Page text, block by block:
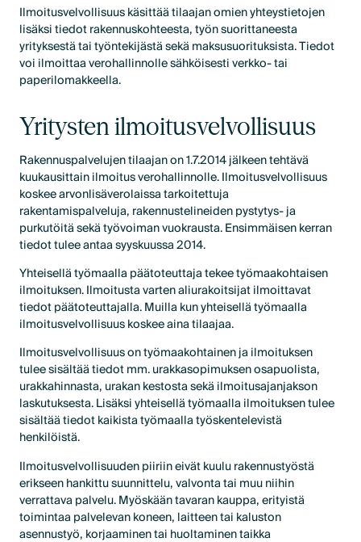
Ilmoitusvelvollisuus käsittää tilaajan omien yhteystietojen
lisäksi tiedot rakennuskohteesta, työn suorittaneesta
yrityksestä tai työntekijästä sekä maksusuorituksista. Tiedot
voi ilmoittaa verohallinnolle sähköisesti verkko- tai
paperilomakkeella.
Yritysten ilmoitusvelvollisuus
Rakennuspalvelujen tilaajan on 1.7.2014 jälkeen tehtävä
kuukausittain ilmoitus verohallinnolle. Ilmoitusvelvollisuus
koskee arvonlisäverolaissa tarkoitettuja
rakentamispalveluja, rakennustelineiden pystytys- ja
purkutöitä sekä työvoiman vuokrausta. Ensimmäisen kerran
tiedot tulee antaa syyskuussa 2014.
Yhteisellä työmaalla päätoteuttaja tekee työmaakohtaisen
ilmoituksen. Ilmoitusta varten aliurakoitsijat ilmoittavat
tiedot päätoteuttajalla. Muilla kun yhteisellä työmaalla
ilmoitusvelvollisuus koskee aina tilaajaa.
Ilmoitusvelvollisuus on työmaakohtainen ja ilmoituksen
tulee sisältää tiedot mm. urakkasopimuksen osapuolista,
urakkahinnasta, urakan kestosta sekä ilmoitusajanjakson
laskutuksesta. Lisäksi yhteisellä työmaalla ilmoituksen tulee
sisältää tiedot kaikista työmaalla työskentelevistä
henkilöistä.
Ilmoitusvelvollisuuden piiriin eivät kuulu rakennustyöstä
erikseen hankittu suunnittelu, valvonta tai muu niihin
verrattava palvelu. Myöskään tavaran kauppa, erityistä
toimintaa palvelevan koneen, laitteen tai kaluston
asennustyö, korjaaminen tai huoltaminen taikka